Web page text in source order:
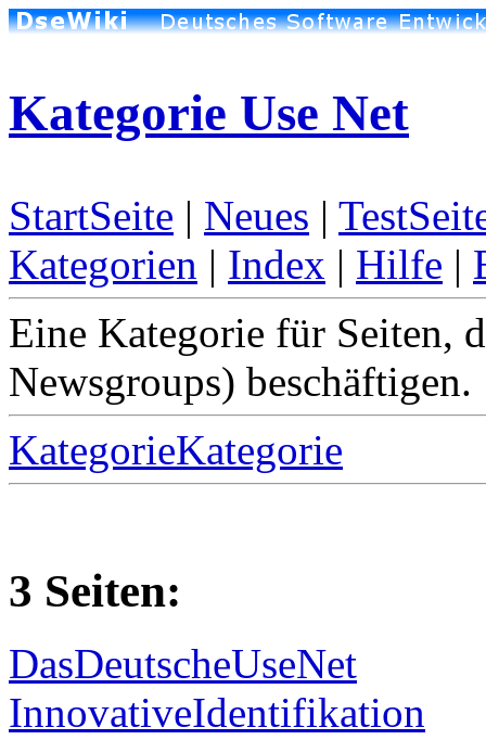
Kategorie Use Net
StartSeite | Neues |
Kategorien | Index | Hilfe |
Eine Kategorie für Seiten,
Newsgroups) beschäftigen.
KategorieKategorie
3 Seiten:
DasDeutscheUseNet
InnovativeIdentifikation